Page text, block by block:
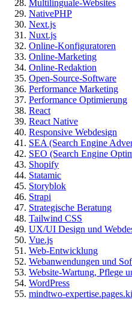
Multilinguale-Websites
NativePHP
Next.js
Nuxt.js
Online-Konfiguratoren
Online-Marketing
Online-Redaktion
Open-Source-Software
Performance Marketing
Performance Optimierung
React
React Native
Responsive Webdesign
SEA (Search Engine
SEO (Search Engine
Shopify
Statamic
Storyblok
Strapi
Strategische Beratung
Tailwind CSS
UX/UI Design und
Vue.js
Web-Entwicklung
Webanwendungen und
Website-Wartung, Pflege
WordPress
mindtwo-